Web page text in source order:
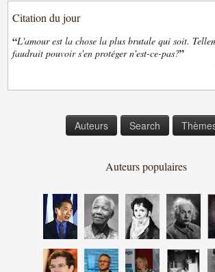
Citation du jour
“L'amour est la chose la plus brutale qui soit.
faudrait pouvoir s'en protéger n'est-ce-pas?”
Auteurs Search
Auteurs populaires